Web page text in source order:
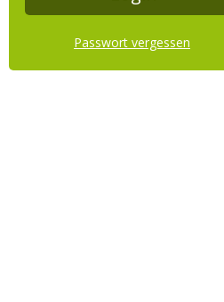
Passwort vergessen